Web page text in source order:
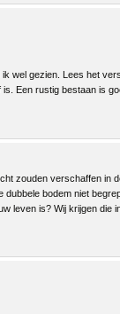
wel gezien. Lees het
Een rustig bestaan is
zouden verschaffen in
bodem niet
leven is? Wij krijgen die